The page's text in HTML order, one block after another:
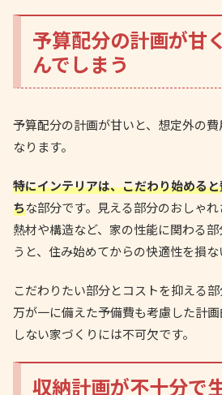
予算配分の計画が甘
んでしまう
予算配分の計画が甘いと、想定外の
なります。
特にインテリアは、こだわり始める
ちな部分です。見える部分のおしゃ
熱材や構造など、家の性能に関わる
うと、住み始めてからの快適性を損な
こだわりたい部分とコストを抑える部
万が一に備えた予備費も考慮した計
しない家づくりには不可欠です。
収納計画が不十分で